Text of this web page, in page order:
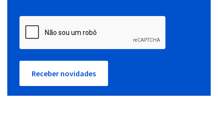
Receber novidades